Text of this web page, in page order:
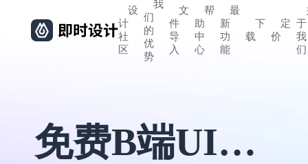
设
计
社
区
我
们
的
优
势
文
件
导
入
帮
助
中
心
最
新
功
能
下
载
定
价
于
我
们
免费B端UI素材